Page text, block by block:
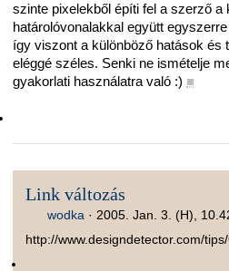
szinte pixelekből építi fel a szerző a
határolóvonalakkal együtt
így viszont a különböző hatások és
eléggé széles. Senki ne ismételje
gyakorlati használatra való :) ■
Link változás
wodka · 2005. Jan. 3. (H),
http://www.designdetector.com/